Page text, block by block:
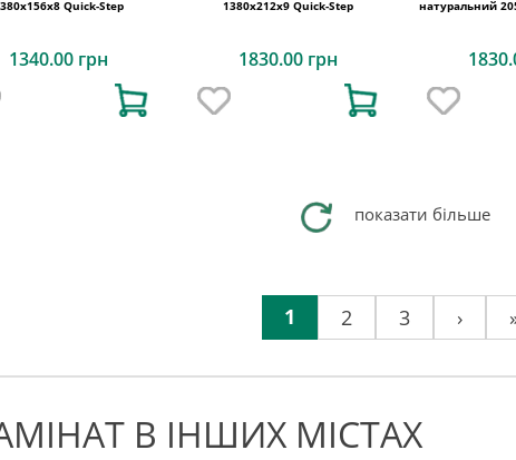
Quick-Step
1340.00 грн
1380х212x9 Quick-Step
1830.00 грн
натуральний
показати більше
1 2 3 ›
В ІНШИХ МІСТАХ